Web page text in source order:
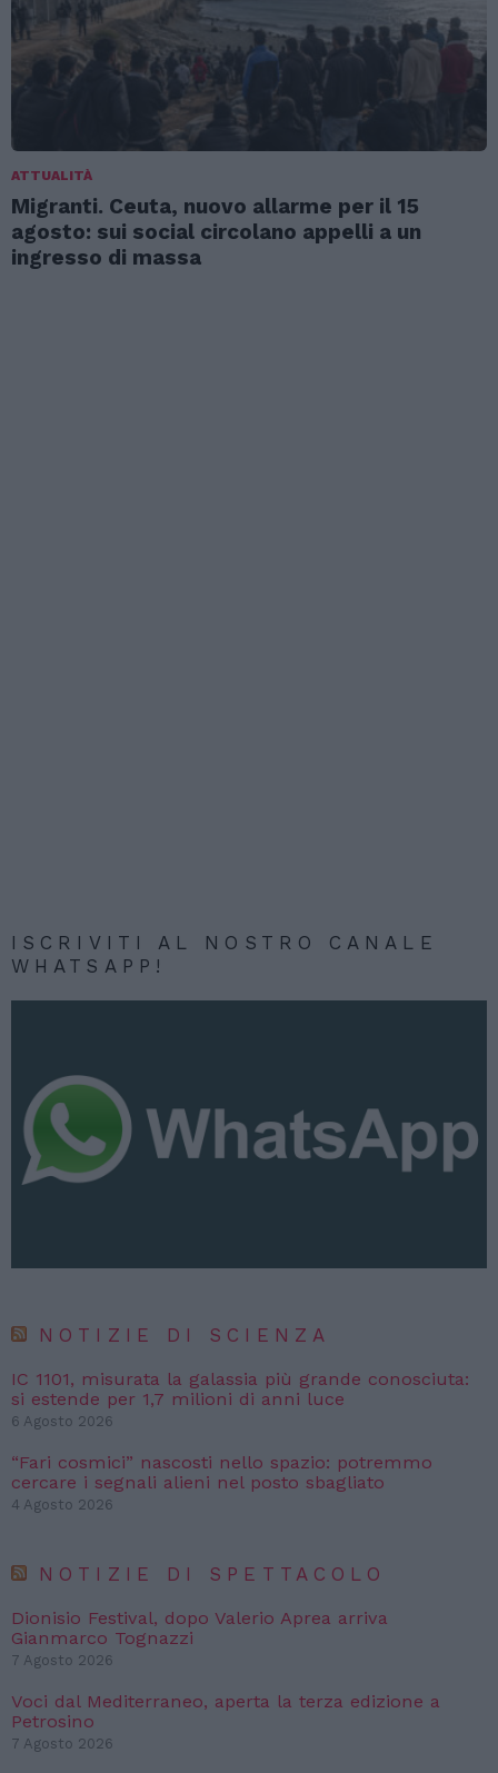
ATTUALITÀ
Migranti. Ceuta, nuovo allarme per il 15
agosto: sui social circolano appelli a un
ingresso di massa
ISCRIVITI AL NOSTRO CANALE
WHATSAPP!
NOTIZIE DI SCIENZA
IC 1101, misurata la galassia più grande conosciuta:
si estende per 1,7 milioni di anni luce
6 Agosto 2026
“Fari cosmici” nascosti nello spazio: potremmo
cercare i segnali alieni nel posto sbagliato
4 Agosto 2026
NOTIZIE DI SPETTACOLO
Dionisio Festival, dopo Valerio Aprea arriva
Gianmarco Tognazzi
7 Agosto 2026
Voci dal Mediterraneo, aperta la terza edizione a
Petrosino
7 Agosto 2026